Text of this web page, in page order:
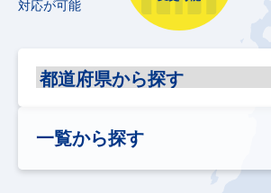
対応が可能
一覧から探す